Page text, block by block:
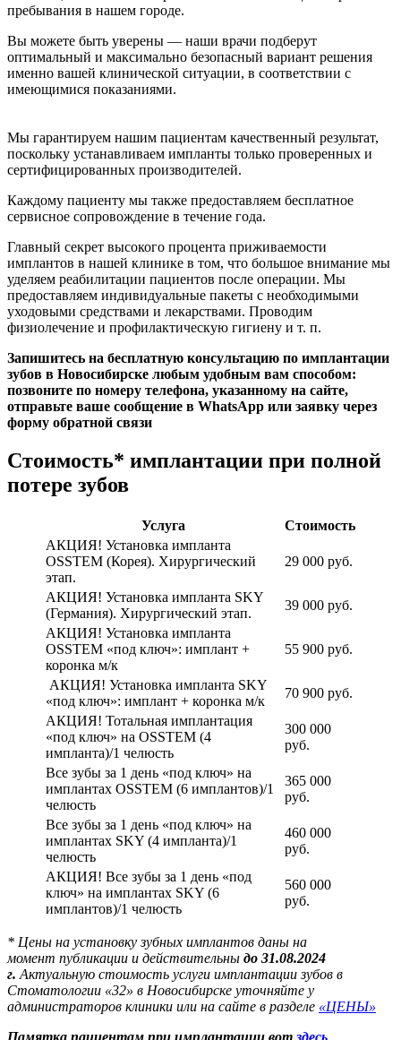
пребывания в нашем городе.
Вы можете быть уверены — наши врачи подберут
оптимальный и максимально безопасный вариант решения
именно вашей клинической ситуации, в соответствии с
имеющимися показаниями.
Мы гарантируем нашим пациентам качественный результат,
поскольку устанавливаем импланты только проверенных и
сертифицированных производителей.
Каждому пациенту мы также предоставляем бесплатное
сервисное сопровождение в течение года.
Главный секрет высокого процента приживаемости
имплантов в нашей клинике в том, что большое внимание мы
уделяем реабилитации пациентов после операции. Мы
предоставляем индивидуальные пакеты с необходимыми
уходовыми средствами и лекарствами. Проводим
физиолечение и профилактическую гигиену и т. п.
Запишитесь на бесплатную консультацию по имплантации
зубов в Новосибирске любым удобным вам способом:
позвоните по номеру телефона, указанному на сайте,
отправьте ваше сообщение в WhatsApp или заявку через
форму обратной связи
Стоимость* имплантации при полной
потере зубов
Услуга
Стоимость
АКЦИЯ! Установка импланта
OSSTEM (Корея). Хирургический
этап.
29 000 руб.
АКЦИЯ! Установка импланта SKY
(Германия). Хирургический этап.
39 000 руб.
АКЦИЯ! Установка импланта
OSSTEM «под ключ»: имплант +
коронка м/к
55 900 руб.
АКЦИЯ! Установка импланта SKY
«под ключ»: имплант + коронка м/к
70 900 руб.
АКЦИЯ! Тотальная имплантация
«под ключ» на OSSTEM (4
импланта)/1 челюсть
300 000
руб.
Все зубы за 1 день «под ключ» на
имплантах OSSTEM (6 имплантов)/1
челюсть
365 000
руб.
Все зубы за 1 день «под ключ» на
имплантах SKY (4 импланта)/1
челюсть
460 000
руб.
АКЦИЯ! Все зубы за 1 день «под
ключ» на имплантах SKY (6
имплантов)/1 челюсть
560 000
руб.
* Цены на установку зубных имплантов даны на
момент публикации и действительны до 31.08.2024
г. Актуальную стоимость услуги имплантации зубов в
Стоматологии «32» в Новосибирске уточняйте у
администраторов клиники или на сайте в разделе «ЦЕНЫ»